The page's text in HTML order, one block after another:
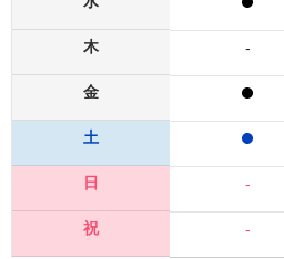
木
金
土
日
祝
-
-
-